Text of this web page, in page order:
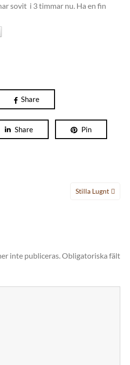
sovit i 3 timmar nu. Ha en fin
Share
Share Pin
Stilla Lugnt
inte publiceras.Obligatoriska fält